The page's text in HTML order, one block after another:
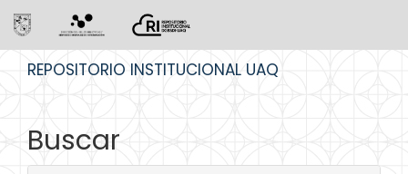
REPOSITORIO INSTITUCIONAL UAQ
Buscar